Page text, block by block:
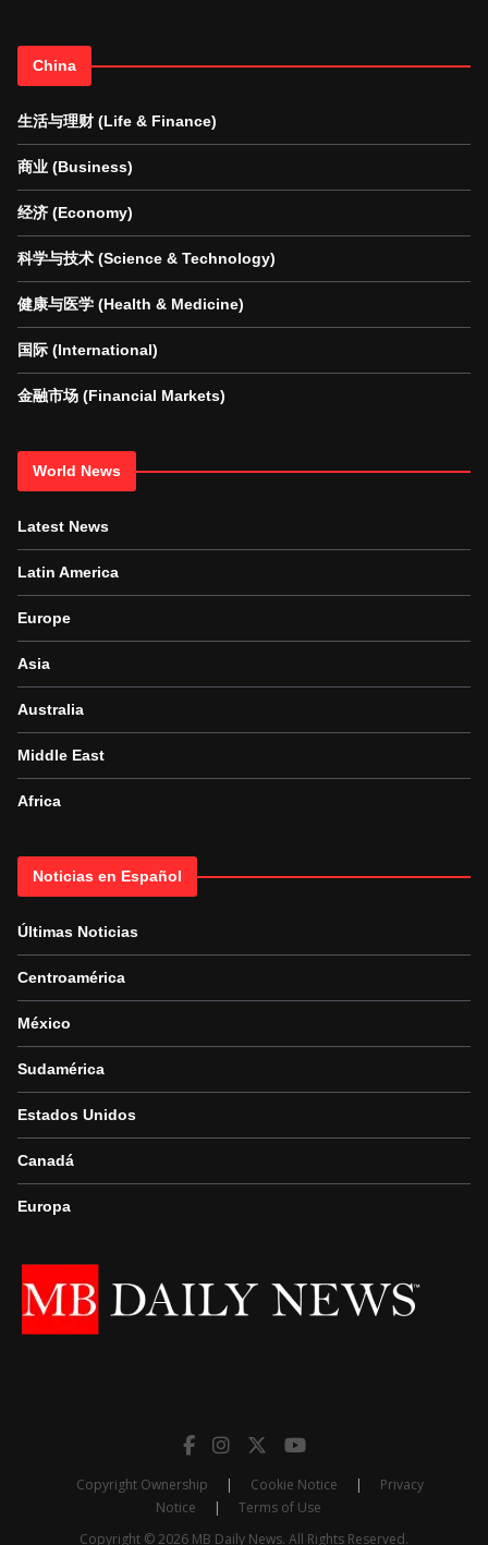
China
生活与理财 (Life & Finance)
商业 (Business)
经济 (Economy)
科学与技术 (Science & Technology)
健康与医学 (Health & Medicine)
国际 (International)
金融市场 (Financial Markets)
World News
Latest News
Latin America
Europe
Asia
Australia
Middle East
Africa
Noticias en Español
Últimas Noticias
Centroamérica
México
Sudamérica
Estados Unidos
Canadá
Europa
Copyright Ownership | Cookie Notice |
Privacy
Notice
|
Terms of Use
Copyright © 2026 MB Daily News. All Rights Reserved.